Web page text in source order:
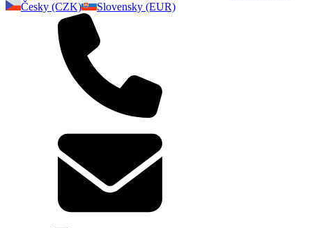
Česky (CZK)
Slovensky (EUR)